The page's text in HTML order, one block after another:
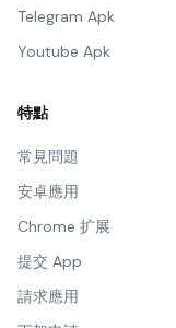
Telegram Apk
Youtube Apk
特點
常見問題
安卓應用
Chrome 扩展
提交 App
請求應用